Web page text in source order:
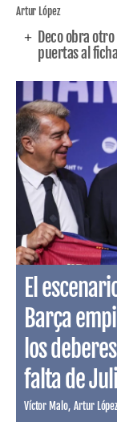
Artur López
Deco obra
puertas al
El
Barça
los
falta de
Víctor Malo Artur